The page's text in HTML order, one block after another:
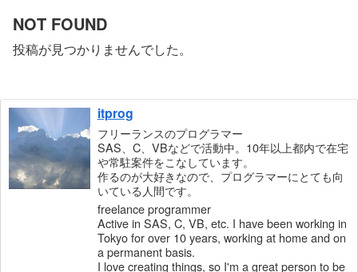
NOT FOUND
投稿が見つかりませんでした。
itprog
フリーランスのプログラマー
SAS、C、VBなどで活動中。10年以上都内で在宅
や常駐案件をこなしています。
作るのが大好きなので、プログラマーにとても向
いている人間です。
freelance programmer
Active in SAS, C, VB, etc. I have been working in
Tokyo for over 10 years, working at home and on
a permanent basis.
I love creating things, so I'm a great person to be